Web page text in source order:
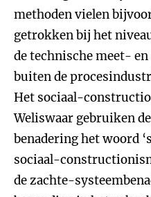
methoden vielen
getrokken bij het
de technische meet-
buiten de
Het sociaal-
Weliswaar gebruiken
benadering het woord
sociaal-
de zachte-